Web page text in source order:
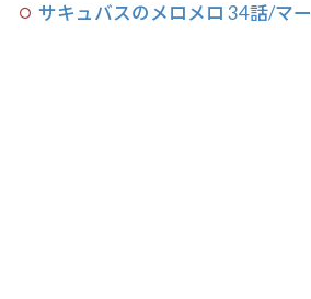
サキュバスのメロメロ 34話/マー